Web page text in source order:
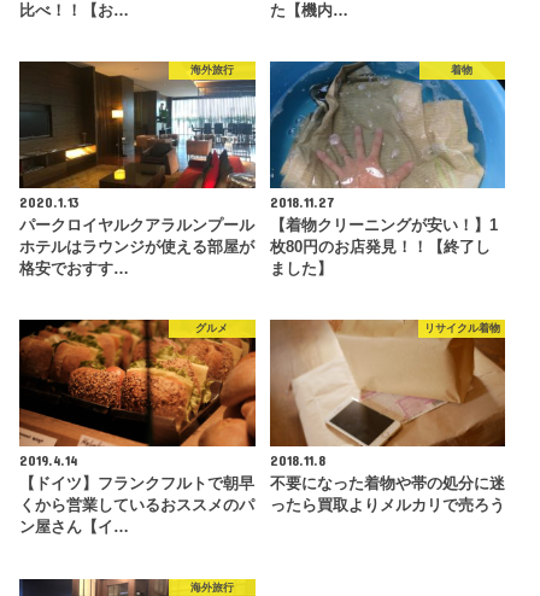
比べ！！【お…
た【機内…
海外旅行
2020.1.13
パークロイヤルクアラルンプール
ホテルはラウンジが使える部屋が
格安でおすす…
着物
2018.11.27
【着物クリーニングが安い！】1
枚80円のお店発見！！【終了し
ました】
グルメ
2019.4.14
【ドイツ】フランクフルトで朝早
くから営業しているおススメのパ
ン屋さん【イ…
リサイクル着物
2018.11.8
不要になった着物や帯の処分に迷
ったら買取よりメルカリで売ろう
海外旅行